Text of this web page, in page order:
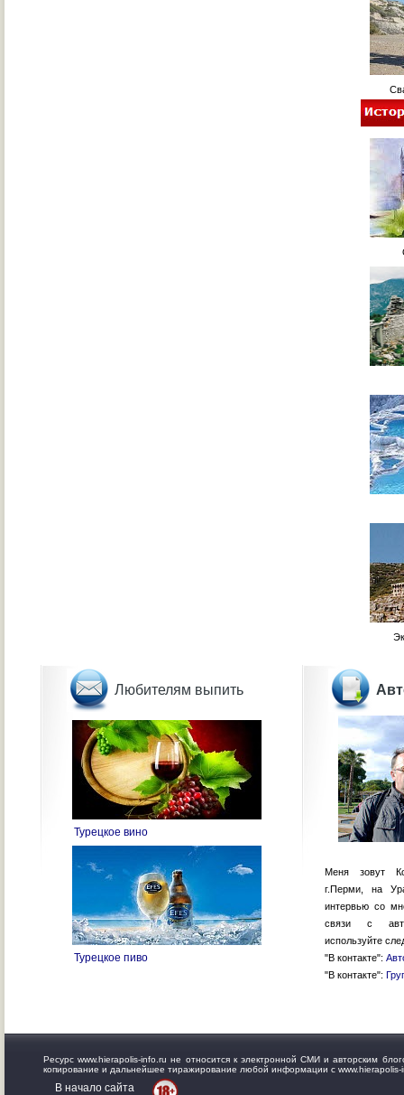
Любителям выпить
Турецкое вино
Турецкое пиво
Меня зовут
г.Перми, на
интервью со
связи с
используйте
"В контакте":
"В контакте":
Ресурс www.hierapolis-info.ru не относится к электронной СМИ и авторским
копирование и дальнейшее тиражирование любой информации с www.hierapolis-
В начало сайта